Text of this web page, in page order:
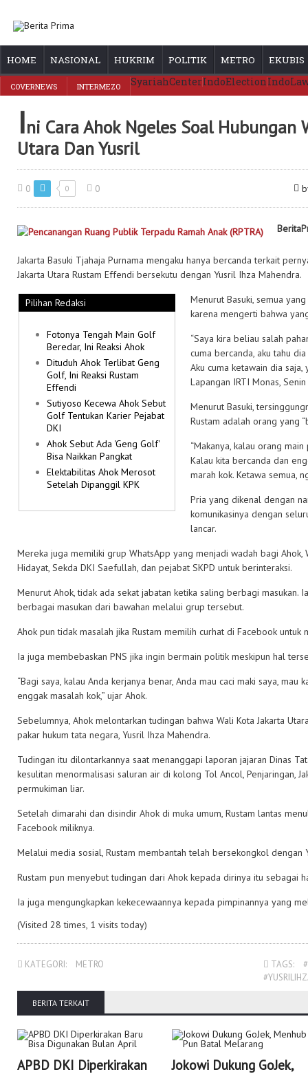
HOME NASIONAL HUKRIM POLITIK METRO EKUBIS
COVERNEWS INTERMEZO SyariahCenterIndoElection
Ini Cara Ahok Ngeles Soal Hubungan
Utara Dan Yusril
0 0 0
Jakarta Basuki Tjahaja Purnama mengaku hanya bercanda terkait
Jakarta Utara Rustam Effendi bersekutu dengan Yusril Ihza Mahendra.
Pilihan Redaksi
Fotonya Tengah Main Golf
Beredar, Ini Reaksi Ahok
Dituduh Ahok Terlibat Geng
Golf, Ini Reaksi Rustam
Effendi
Sutiyoso Kecewa Ahok Sebut
Golf Tentukan Karier Pejabat
DKI
Ahok Sebut Ada 'Geng Golf'
Bisa Naikkan Pangkat
Elektabilitas Ahok Merosot
Setelah Dipanggil KPK
Menurut Basuki, semua
karena mengerti bahwa
“Saya kira beliau salah
cuma bercanda, aku tahu
Aku cuma ketawain dia saja,
Lapangan IRTI Monas,
Menurut Basuki,
Rustam adalah orang yang
“Makanya, kalau orang
Kalau kita bercanda dan
marah kok. Ketawa semua,
Pria yang dikenal dengan
komunikasinya dengan
lancar.
Mereka juga memiliki grup WhatsApp yang menjadi wadah bagi Ahok,
Hidayat, Sekda DKI Saefullah, dan pejabat SKPD untuk berinteraksi.
Menurut Ahok, tidak ada sekat jabatan ketika saling berbagi masukan.
berbagai masukan dari bawahan melalui grup tersebut.
Ahok pun tidak masalah jika Rustam memilih curhat di Facebook untuk
Ia juga membebaskan PNS jika ingin bermain politik meskipun hal
“Bagi saya, kalau Anda kerjanya benar, Anda mau caci maki saya, mau
enggak masalah kok,” ujar Ahok.
Sebelumnya, Ahok melontarkan tudingan bahwa Wali Kota Jakarta
pakar hukum tata negara, Yusril Ihza Mahendra.
Tudingan itu dilontarkannya saat menanggapi laporan jajaran Dinas
kesulitan menormalisasi saluran air di kolong Tol Ancol, Penjaringan,
permukiman liar.
Setelah dimarahi dan disindir Ahok di muka umum, Rustam lantas
Facebook miliknya.
Melalui media sosial, Rustam membantah telah bersekongkol dengan
Rustam pun menyebut tudingan dari Ahok kepada dirinya itu sebagai
Ia juga mengungkapkan kekecewaannya kepada pimpinannya yang
(Visited 28 times, 1 visits today)
KATEGORI: METRO TAGS:
BERITA TERKAIT
APBD DKI Diperkirakan
Jokowi Dukung GoJek,